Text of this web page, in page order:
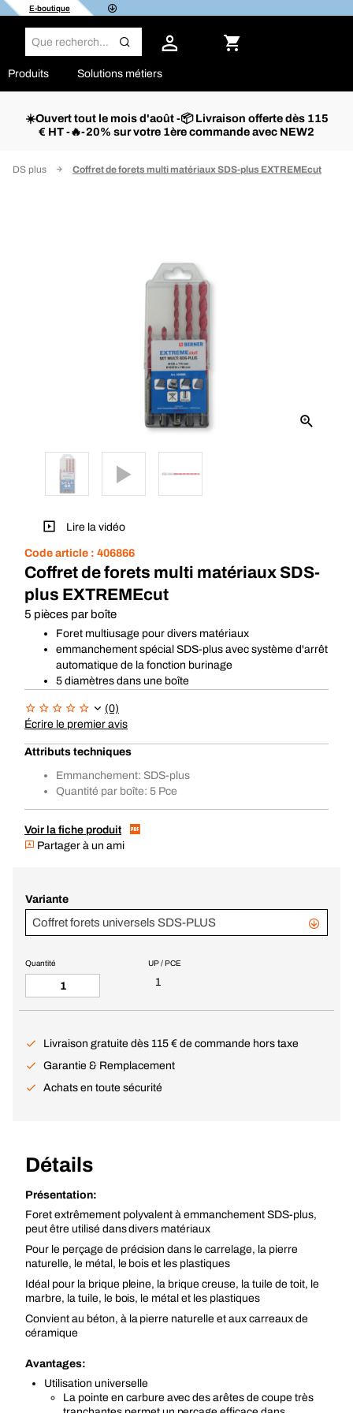
E-boutique
Produits Solutions métiers
☀️Ouvert tout le mois d'août -📦 Livraison offerte dès 115
€ HT -🔥-20% sur votre 1ère commande avec NEW2
SDS plus Coffret de forets multi matériaux SDS-plus EXTREMEcut
Lire la vidéo
Code article : 406866
Coffret de forets multi matériaux SDS-
plus EXTREMEcut
5 pièces par boîte
Foret multiusage pour divers matériaux
emmanchement spécial SDS-plus avec système d'arrêt
automatique de la fonction burinage
5 diamètres dans une boîte
(0)
Écrire le premier avis
Attributs techniques
Emmanchement: SDS-plus
Quantité par boîte: 5 Pce
Voir la fiche produit
Partager à un ami
Variante
Coffret forets universels SDS-PLUS
UP / PCE
1
Quantité
Livraison gratuite dès 115 € de commande hors taxe
Garantie & Remplacement
Achats en toute sécurité
Détails
Présentation:
Foret extrêmement polyvalent à emmanchement SDS-plus,
peut être utilisé dans divers matériaux
Pour le perçage de précision dans le carrelage, la pierre
naturelle, le métal, le bois et les plastiques
Idéal pour la brique pleine, la brique creuse, la tuile de toit, le
marbre, la tuile, le bois, le métal et les plastiques
Convient au béton, à la pierre naturelle et aux carreaux de
céramique
Avantages:
Utilisation universelle
La pointe en carbure avec des arêtes de coupe très